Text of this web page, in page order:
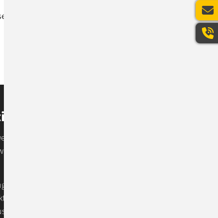
Architect bei M-net
to IT Automation
desto mehr zeigt sich: IT-Automation
Zuverlässigkeit & Kosteneffizienz
bei ConSol Düsseldorf, beleuchtet
ebenso wie ihre Benefits, ihr
zeigt er Automation action mit einer Live-